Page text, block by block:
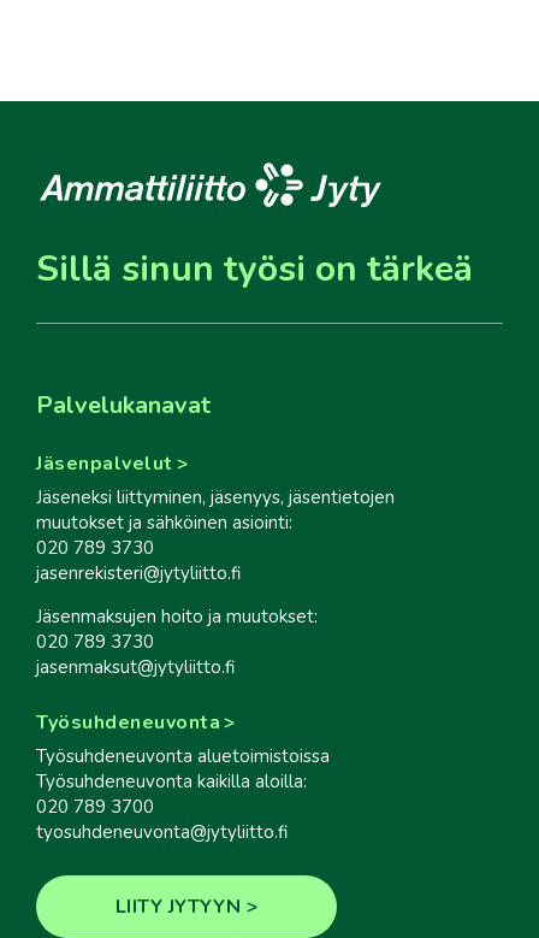
Sillä sinun työsi on tärkeä
Palvelukanavat
Jäsenpalvelut
Jäseneksi liittyminen, jäsenyys, jäsentietojen
muutokset ja sähköinen asiointi:
020 789 3730
jasenrekisteri@jytyliitto.fi
Jäsenmaksujen hoito ja muutokset:
020 789 3730
jasenmaksut@jytyliitto.fi
Työsuhdeneuvonta
Työsuhdeneuvonta aluetoimistoissa
Työsuhdeneuvonta kaikilla aloilla:
020 789 3700
tyosuhdeneuvonta@jytyliitto.fi
LIITY JYTYYN